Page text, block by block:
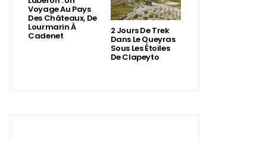
Voyage Au Pays
Des Châteaux, De
Lourmarin À
Cadenet
2 Jours De Trek
Dans Le Queyras
Sous Les Étoiles
De Clapeyto